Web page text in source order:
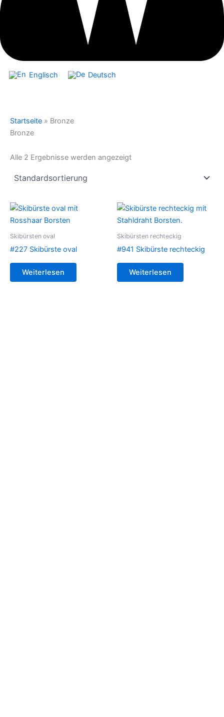
Englisch Deutsch
Startseite » Bronze
Bronze
Alle 2 Ergebnisse werden angezeigt
Skibürsten oval
#227 Skibürste oval
Weiterlesen
Skibürsten rechteckig
#941 Skibürste rechteckig
Weiterlesen